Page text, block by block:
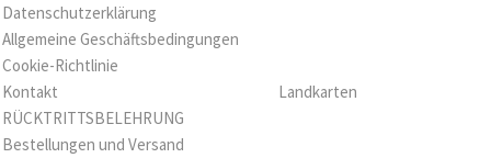
Datenschutzerklärung
Allgemeine Geschäftsbedingungen
Cookie-Richtlinie
Kontakt
RÜCKTRITTSBELEHRUNG
Bestellungen und Versand
Landkarten